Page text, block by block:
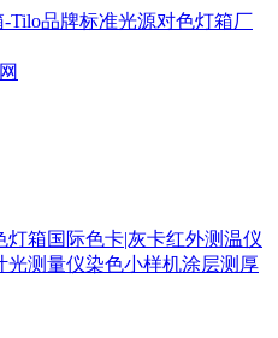
灯箱国际色卡|灰卡红外测温仪
光测量仪染色小样机涂层测厚